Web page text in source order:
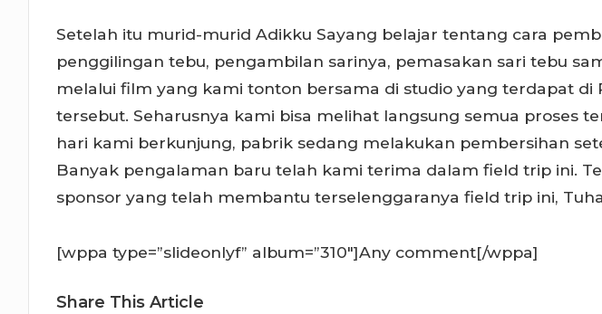
Setelah itu murid-murid Adikku Sayang belajar tentang cara
penggilingan tebu, pengambilan sarinya, pemasakan sari tebu
melalui film yang kami tonton bersama di studio yang terdapat di
tersebut. Seharusnya kami bisa melihat langsung semua proses
hari kami berkunjung, pabrik sedang melakukan pembersihan
Banyak pengalaman baru telah kami terima dalam field trip ini.
sponsor yang telah membantu terselenggaranya field trip ini,
[wppa type=”slideonlyf” album=”310″]Any comment[/wppa]
Share This Article